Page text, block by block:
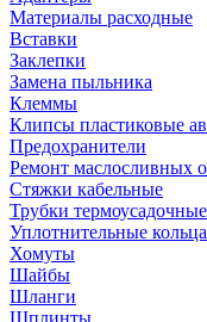
Материалы расходные
Вставки
Заклепки
Замена пыльника
Клеммы
Клипсы пластиковые
Предохранители
Ремонт маслосливных
Стяжки кабельные
Трубки термоусадочные
Уплотнительные кольца
Хомуты
Шайбы
Шланги
Шплинты